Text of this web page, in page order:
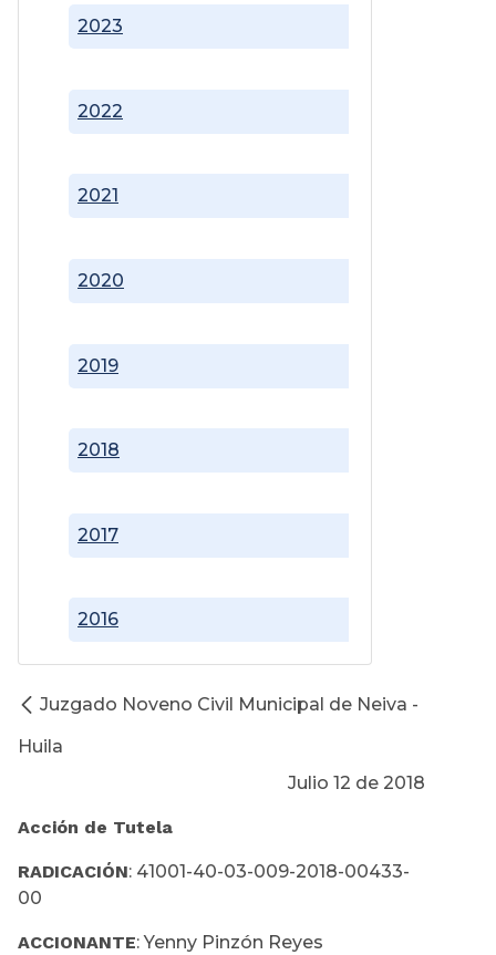
2016
2017
2018
2019
2020
2021
2022
2023
Juzgado Noveno Civil Municipal de Neiva -
Huila
Julio 12 de 2018
Acción de Tutela
RADICACIÓN: 41001-40-03-009-2018-00433-
00
ACCIONANTE: Yenny Pinzón Reyes